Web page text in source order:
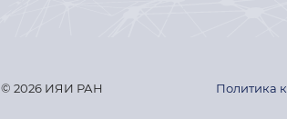
© 2026 ИЯИ РАН Политика